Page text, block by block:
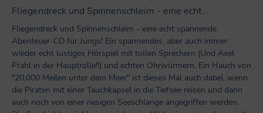
Bewertung mit 5 von 5 Sternen
Fliegendreck und Spinnenschleim - eine echt...
Fliegendreck und Spinnenschleim - eine echt spannende
Abenteuer-CD für Jungs! Ein spannendes, aber auch immer
wieder echt lustiges Hörspiel mit tollen Sprechern (Und Axel
Prahl in der Hauptrolle!!) und echten Ohrwürmern. Ein Hauch von
"20.000 Meilen unter dem Meer" ist dieses Mal auch dabei, wenn
die Piraten mit einer Tauchkapsel in die Tiefsee reisen und dann
auch noch von einer riesigen Seeschlange angegriffen werden.